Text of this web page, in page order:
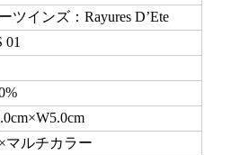
ツインズ：Rayures D’Ete
01
マルチカラー